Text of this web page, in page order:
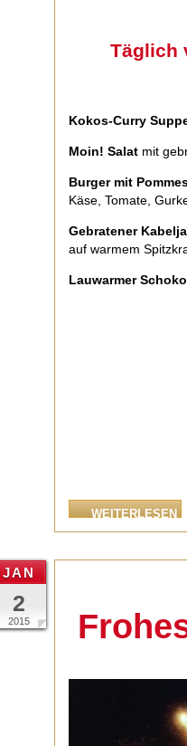
Täglich
Kokos-Curry
Moin! Salat mit
Burger mit
Käse, Tomate,
Gebratener
auf warmem
Lauwarmer
WEITERLESEN
2015
2
JAN